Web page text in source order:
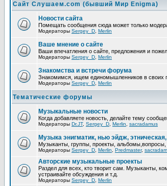
Сайт Слушаем.com (бывший Мир Enigma)
Новости сайта
Помещать сообщения сюда может только
Модераторы Sergey_D Merlin
Ваше мнение о сайте
Ваши впечатления о сайте, предложения и
Модераторы Sergey_D Merlin
Знакомства и встречи форума
Знакомимся, ищем единомышленников в своих
Модераторы Sergey_D Merlin
Тематические форумы
Музыкальные новости
Когда добавляете новость, делайте тему
Модераторы Dr.JT, Sergey_D Merlin sacradamus
Музыка энигматик, нью эйдж,
Музыканты, группы, проекты, альбомы,вопросы,
Модераторы Sergey_D Merlin Predmaster,
Авторские музыкальные проекты
Раздел для всех, кто творит сам. Музыканты,
устраивайте обсуждения и т.д.
Модераторы Sergey_D Merlin